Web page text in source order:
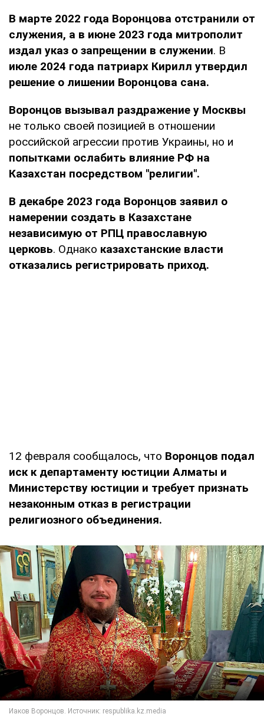
В марте 2022 года Воронцова отстранили от
служения, а в июне 2023 года митрополит
издал указ о запрещении в служении. В
июле 2024 года патриарх Кирилл утвердил
решение о лишении Воронцова сана.
Воронцов вызывал раздражение у Москвы
не только своей позицией в отношении
российской агрессии против Украины, но и
попытками ослабить влияние РФ на
Казахстан посредством "религии".
В декабре 2023 года Воронцов заявил о
намерении создать в Казахстане
независимую от РПЦ православную
церковь. Однако казахстанские власти
отказались регистрировать приход.
12 февраля сообщалось, что Воронцов подал
иск к департаменту юстиции Алматы и
Министерству юстиции и требует признать
незаконным отказ в регистрации
религиозного объединения.